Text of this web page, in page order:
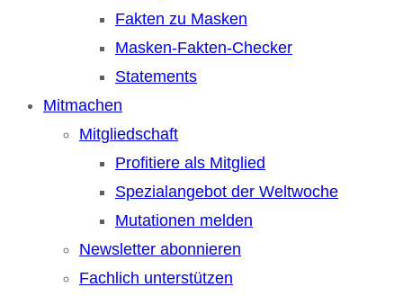
Fakten zu Masken
Masken-Fakten-Checker
Statements
Mitmachen
Mitgliedschaft
Profitiere als Mitglied
Spezialangebot der Weltwoche
Mutationen melden
Newsletter abonnieren
Fachlich unterstützen